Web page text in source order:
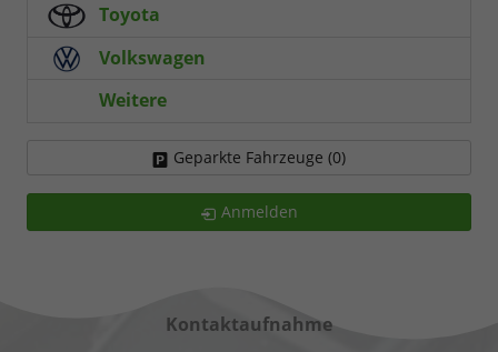
Toyota
Volkswagen
Weitere
Geparkte Fahrzeuge (0)
Anmelden
Kontaktaufnahme